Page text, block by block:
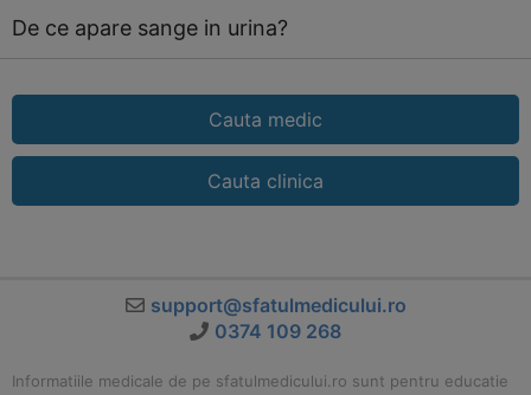
De ce apare sange in urina?
Cauta medic
Cauta clinica
support@sfatulmedicului.ro
0374 109 268
Informatiile medicale de pe sfatulmedicului.ro sunt pentru educatie